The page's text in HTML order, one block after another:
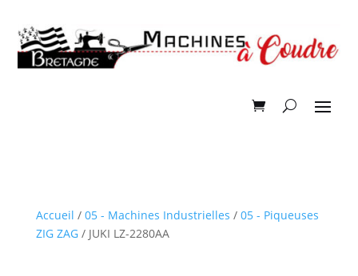
Accueil / 05 - Machines Industrielles / 05 - Piqueuses
ZIG ZAG/ JUKI LZ-2280AA